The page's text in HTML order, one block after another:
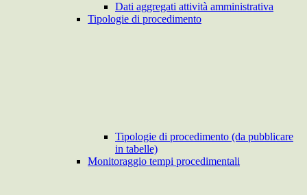
Dati aggregati attività amministrativa
Tipologie di procedimento
Tipologie di procedimento (da pubblicare
in tabelle)
Monitoraggio tempi procedimentali